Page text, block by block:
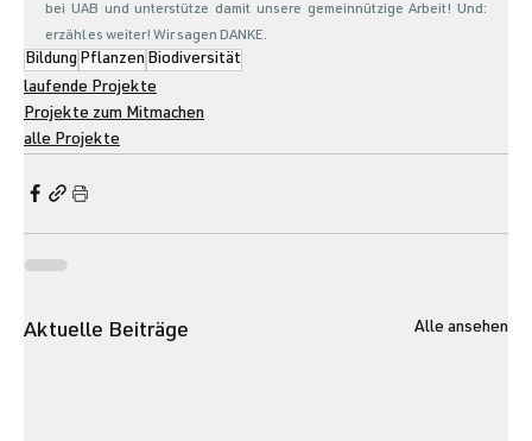
bei UAB und unterstütze damit unsere gemeinnützige Arbeit! Und:
erzähl es weiter! Wir sagen DANKE.
Bildung Pflanzen Biodiversität
laufende Projekte
Projekte zum Mitmachen
alle Projekte
Aktuelle Beiträge Alle ansehen